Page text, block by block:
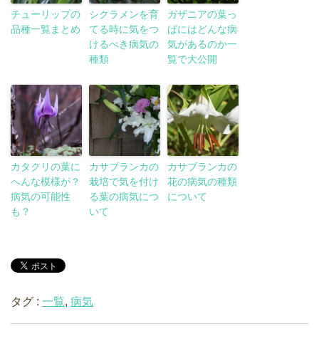
チューリップの
品種一覧まとめ
シクラメンを育
てる時に気をつ
けるべき病気の
種類
ガザニアの葉っ
ぱにはどんな病
気があるのか一
覧で大公開
カタクリの葉に
へんな模様が？
病気の可能性
も？
カサブランカの
栽培で気を付け
る葉の病気につ
いて
カサブランカの
花の病気の種類
について
タグ : 一覧, 病気